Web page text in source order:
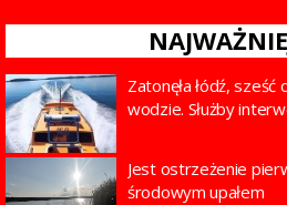
Zatonęła łódź, sześć
wodzie. Służby
Jest ostrzeżenie
środowym upałem